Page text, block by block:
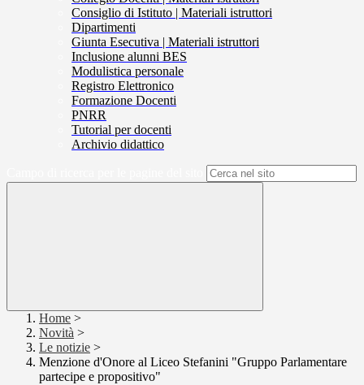
Consiglio di Istituto | Materiali istruttori
Dipartimenti
Giunta Esecutiva | Materiali istruttori
Inclusione alunni BES
Modulistica personale
Registro Elettronico
Formazione Docenti
PNRR
Tutorial per docenti
Archivio didattico
Home >
Novità >
Le notizie >
Menzione d'Onore al Liceo Stefanini "Gruppo Parlamentare
partecipe e propositivo"